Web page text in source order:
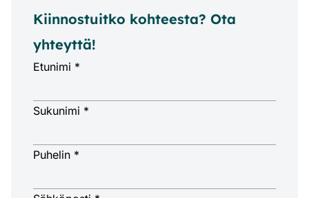
Kiinnostuitko kohteesta? Ota
yhteyttä!
Etunimi *
Sukunimi *
Puhelin *